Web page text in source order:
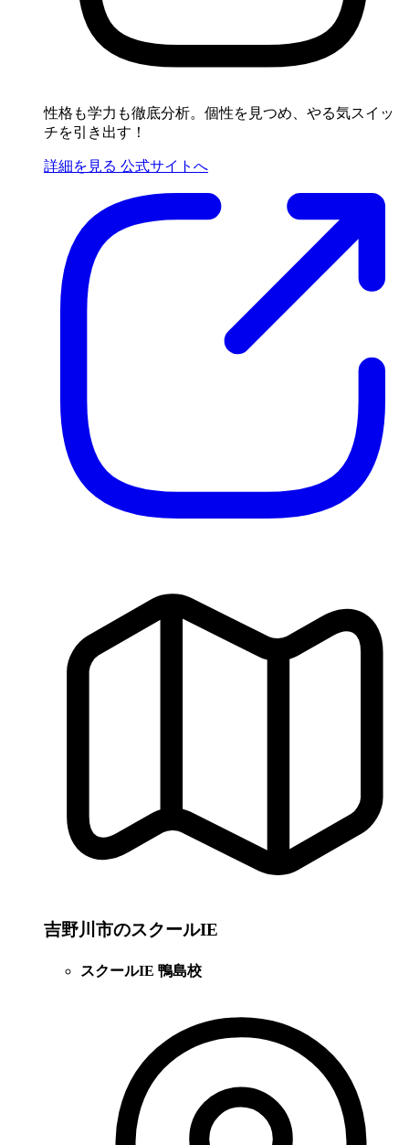
性格も学力も徹底分析。個性を見つめ、やる気スイッ
チを引き出す！
詳細を見る 公式サイトへ
吉野川市のスクールIE
スクールIE 鴨島校